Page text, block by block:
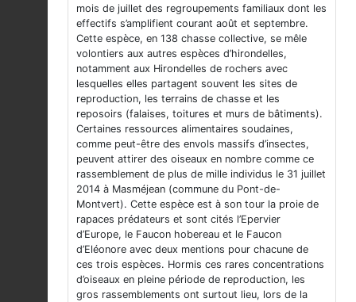
mois de juillet des regroupements familiaux dont les
effectifs s’amplifient courant août et septembre.
Cette espèce, en 138 chasse collective, se mêle
volontiers aux autres espèces d’hirondelles,
notamment aux Hirondelles de rochers avec
lesquelles elles partagent souvent les sites de
reproduction, les terrains de chasse et les
reposoirs (falaises, toitures et murs de bâtiments).
Certaines ressources alimentaires soudaines,
comme peut-être des envols massifs d’insectes,
peuvent attirer des oiseaux en nombre comme ce
rassemblement de plus de mille individus le 31 juillet
2014 à Masméjean (commune du Pont-de-
Montvert). Cette espèce est à son tour la proie de
rapaces prédateurs et sont cités l’Epervier
d’Europe, le Faucon hobereau et le Faucon
d’Eléonore avec deux mentions pour chacune de
ces trois espèces. Hormis ces rares concentrations
d’oiseaux en pleine période de reproduction, les
gros rassemblements ont surtout lieu, lors de la